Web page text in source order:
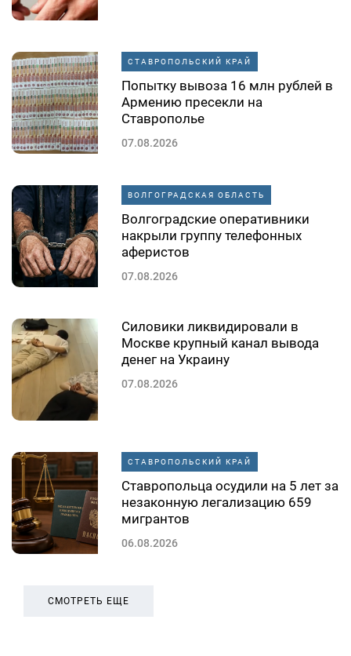
СТАВРОПОЛЬСКИЙ КРАЙ
Попытку вывоза 16 млн рублей в
Армению пресекли на
Ставрополье
07.08.2026
ВОЛГОГРАДСКАЯ ОБЛАСТЬ
Волгоградские оперативники
накрыли группу телефонных
аферистов
07.08.2026
Силовики ликвидировали в
Москве крупный канал вывода
денег на Украину
07.08.2026
СТАВРОПОЛЬСКИЙ КРАЙ
Ставропольца осудили на 5 лет за
незаконную легализацию 659
мигрантов
06.08.2026
СМОТРЕТЬ ЕЩЕ